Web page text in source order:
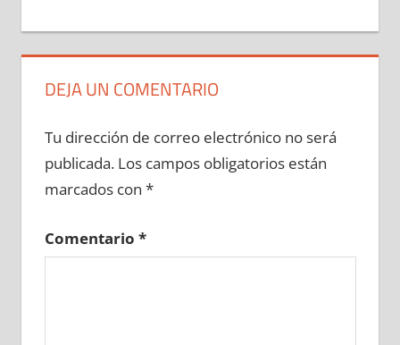
DEJA UN COMENTARIO
Tu dirección de correo electrónico no será
publicada. Los campos obligatorios están
marcados con *
Comentario *